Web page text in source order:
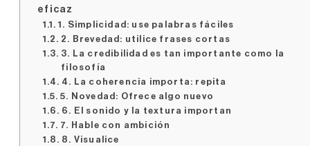
eficaz
1. Simplicidad: use palabras fáciles
2. Brevedad: utilice frases cortas
3. La credibilidad es tan importante como la
filosofía
4. La coherencia importa: repita
5. Novedad: Ofrece algo nuevo
6. El sonido y la textura importan
7. Hable con ambición
8. Visualice